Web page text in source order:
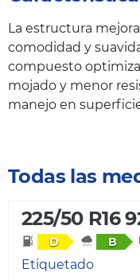
La estructura
comodidad y
compuesto
mojado y menor
manejo en
Todas las
225/50 R16
D B
Etiquetado